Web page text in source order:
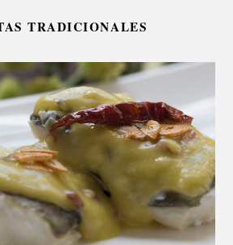
TRADICIONALES